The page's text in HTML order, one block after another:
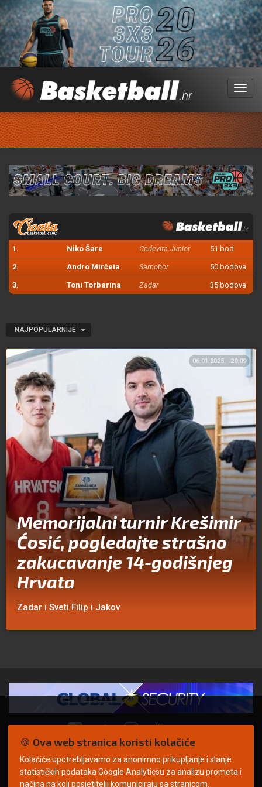
Menu
1. Niko Šare Cedevita Junior 51 bod
2. Andro Mirčeta Samobor 50 bodova
3. Toni Torbarina Zadar 35 bodova
NAJPOPULARNIJE
06.01.2025. 20:09
Memorijalni turnir Krešimir
Ćosić, pogledajte strašno
zakucavanje 14-godišnjeg
Hrvata
Zadar i Sveti Filip i Jakov
© Copyright 2026. | ARILEO
🍪 Ova web stranica koristi kolačiće
Kolačiće upotrebljavamo za anonimno prikupljanje i slanje
statističkih podataka Google Analyticsu za analizu prometa i
načina na koji posjetitelji komuniciraju sa stranicom.